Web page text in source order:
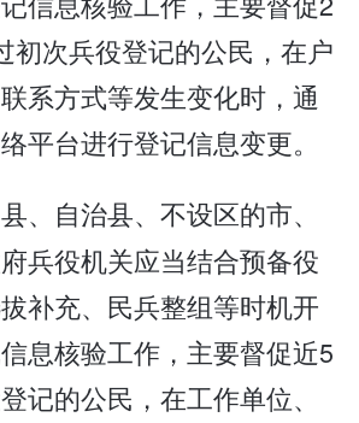
初次兵役登记的公民，在户
系方式等发生变化时，通
平台进行登记信息变更。
、自治县、不设区的市、
兵役机关应当结合预备役
补充、民兵整组等时机开
息核验工作，主要督促近5
记的公民，在工作单位、